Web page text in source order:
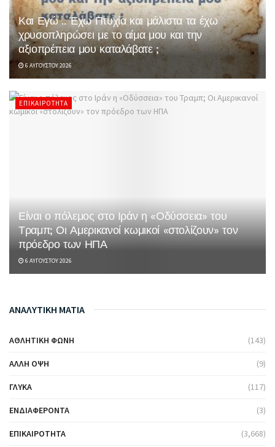
Και Εγώ .. Έχω Πτυχία και μάλιστα τα έχω
χρυσοπληρώσει με το αίμα μου και την
αξιοπρέπεια μου καταλάβατε ;
6 ΑΥΓΟΎΣΤΟΥ 2026
ΕΠΙΚΑΙΡΌΤΗΤΑ
Είναι ο πόλεμος στο Ιράν η «Οδύσσεια» του
Τραμπ; Οι Αμερικανοί κωμικοί «στολίζουν» τον
πρόεδρο των ΗΠΑ
6 ΑΥΓΟΎΣΤΟΥ 2026
ΑΝΑΛΥΤΙΚΗ ΜΑΤΙΑ
ΑΘΛΗΤΙΚΉ ΦΩΝΉ (143)
ΆΛΛΗ ΌΨΗ (9)
ΓΛΥΚΆ (117)
ΕΝΔΙΑΦΈΡΟΝΤΑ (3)
ΕΠΙΚΑΙΡΌΤΗΤΑ (3,668)